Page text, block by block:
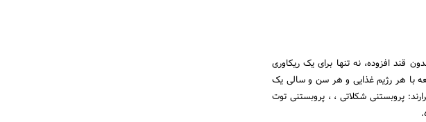
چربی و بدون قند افزوده، نه تنها برای یک ریکاوری
با هر رژیم غذایی و هر سن و سالی یک
پروبستنی شکلاتی ، ، پروبستنی توت